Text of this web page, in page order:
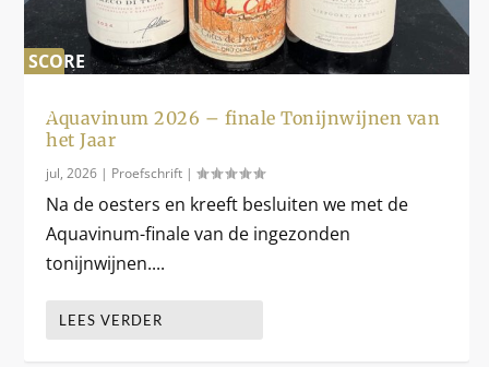
SCORE
%
Aquavinum 2026 – finale Tonijnwijnen van
het Jaar
jul, 2026 | Proefschrift |
Na de oesters en kreeft besluiten we met de
Aquavinum-finale van de ingezonden
tonijnwijnen....
LEES VERDER